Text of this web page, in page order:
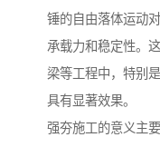
锤的自由落体运动
承载力和稳定性。
梁等工程中，特别
具有显著效果。
强夯施工的意义主